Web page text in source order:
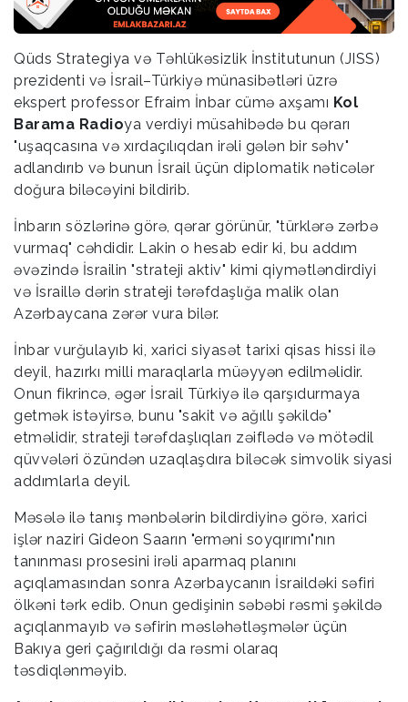
Qüds Strategiya və Təhlükəsizlik İnstitutunun (JISS)
prezidenti və İsrail–Türkiyə münasibətləri üzrə
ekspert professor Efraim İnbar cümə axşamı Kol
Barama Radioya verdiyi müsahibədə bu qərarı
"uşaqcasına və xırdaçılıqdan irəli gələn bir səhv"
adlandırıb və bunun İsrail üçün diplomatik nəticələr
doğura biləcəyini bildirib.
İnbarın sözlərinə görə, qərar görünür, "türklərə zərbə
vurmaq" cəhdidir. Lakin o hesab edir ki, bu addım
əvəzində İsrailin "strateji aktiv" kimi qiymətləndirdiyi
və İsraillə dərin strateji tərəfdaşlığa malik olan
Azərbaycana zərər vura bilər.
İnbar vurğulayıb ki, xarici siyasət tarixi qisas hissi ilə
deyil, hazırkı milli maraqlarla müəyyən edilməlidir.
Onun fikrincə, əgər İsrail Türkiyə ilə qarşıdurmaya
getmək istəyirsə, bunu "sakit və ağıllı şəkildə"
etməlidir, strateji tərəfdaşlıqları zəiflədə və mötədil
qüvvələri özündən uzaqlaşdıra biləcək simvolik siyasi
addımlarla deyil.
Məsələ ilə tanış mənbələrin bildirdiyinə görə, xarici
işlər naziri Gideon Saarın "erməni soyqırımı"nın
tanınması prosesini irəli aparmaq planını
açıqlamasından sonra Azərbaycanın İsraildəki səfiri
ölkəni tərk edib. Onun gedişinin səbəbi rəsmi şəkildə
açıqlanmayıb və səfirin məsləhətləşmələr üçün
Bakıya geri çağırıldığı da rəsmi olaraq
təsdiqlənməyib.